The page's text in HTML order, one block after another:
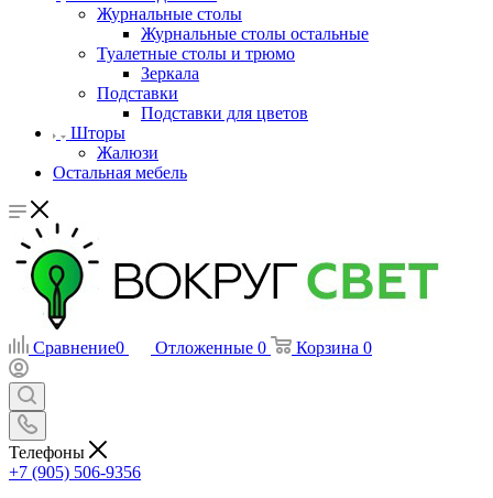
Журнальные столы
Журнальные столы остальные
Туалетные столы и трюмо
Зеркала
Подставки
Подставки для цветов
Шторы
Жалюзи
Остальная мебель
Сравнение0 Отложенные 0 Корзина 0
Телефоны
+7 (905) 506-9356